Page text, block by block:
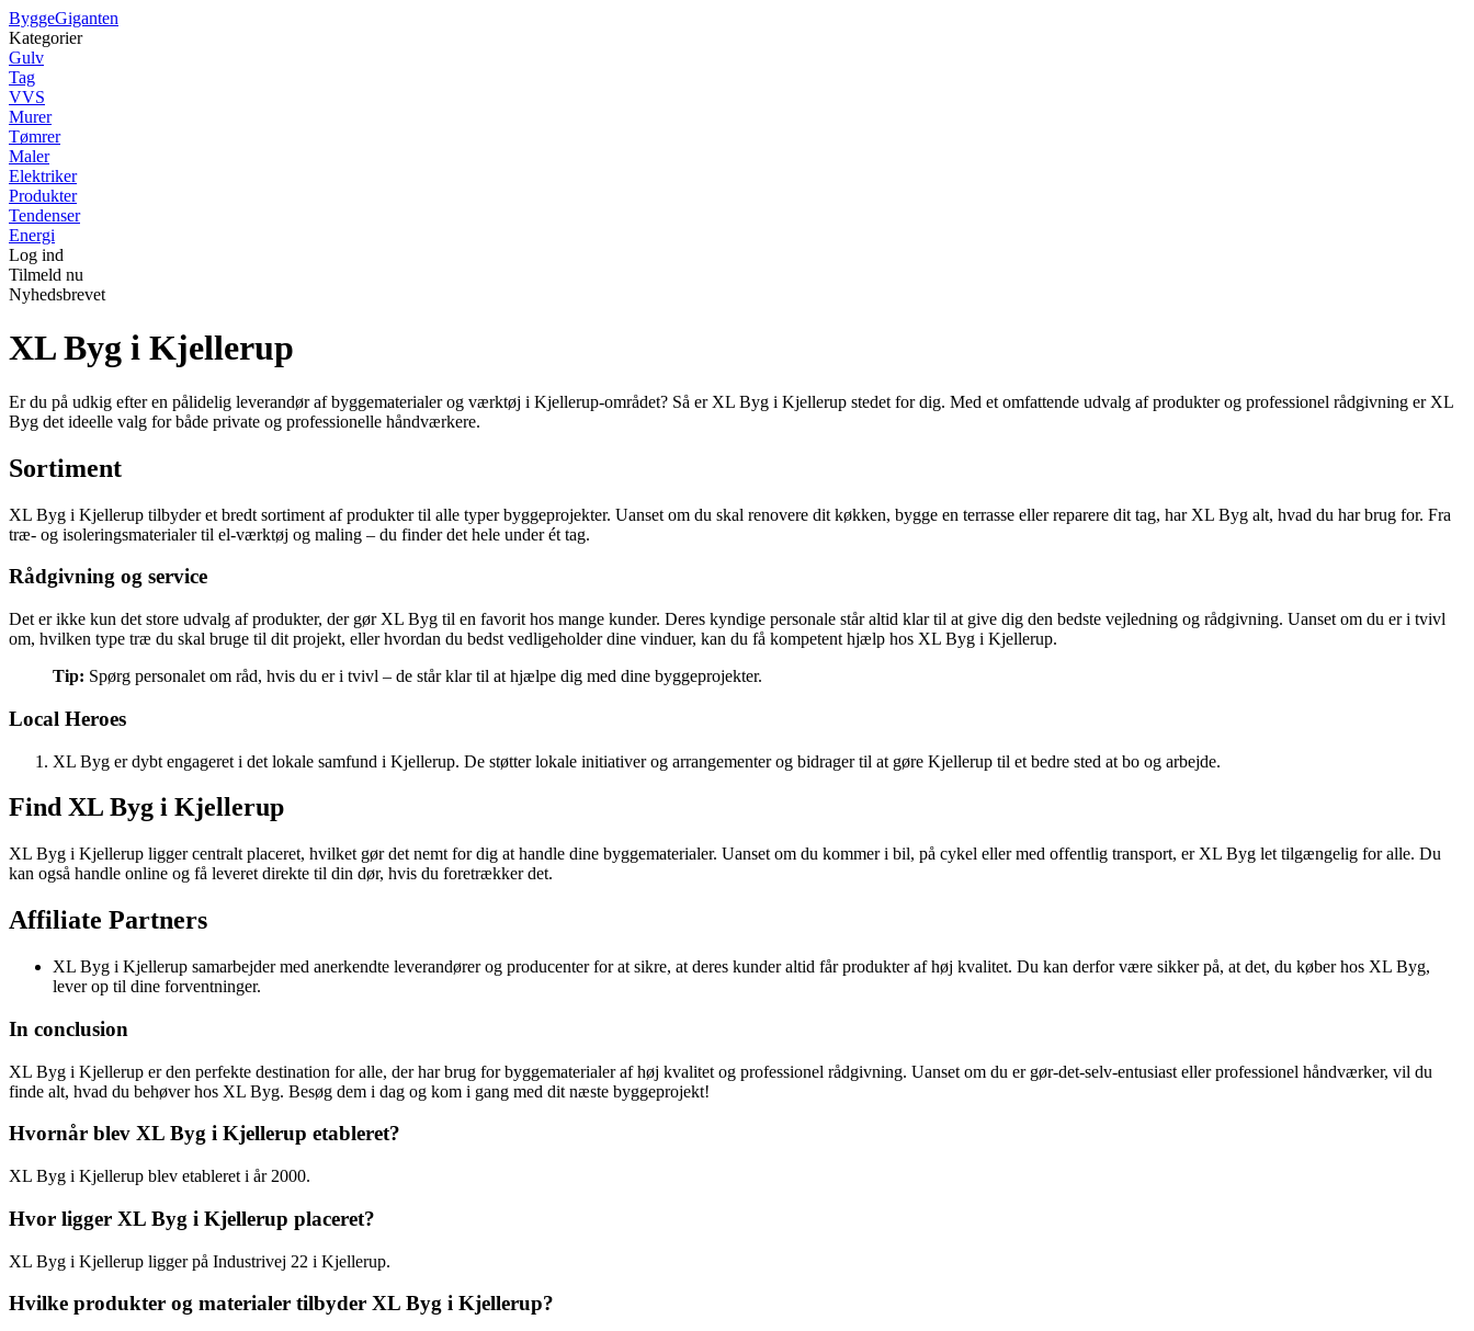
ByggeGiganten
Kategorier
Gulv
Tag
VVS
Murer
Tømrer
Maler
Elektriker
Produkter
Tendenser
Energi
Log ind
Tilmeld nu
Nyhedsbrevet
XL Byg i Kjellerup
Er du på udkig efter en pålidelig leverandør af byggematerialer og værktøj i Kjellerup-området? Så er XL Byg i Kjellerup stedet for dig. Med et omfattende udvalg af produkter og professionel rådgivning er XL
Byg det ideelle valg for både private og professionelle håndværkere.
Sortiment
XL Byg i Kjellerup tilbyder et bredt sortiment af produkter til alle typer byggeprojekter. Uanset om du skal renovere dit køkken, bygge en terrasse eller reparere dit tag, har XL Byg alt, hvad du har brug for. Fra
træ- og isoleringsmaterialer til el-værktøj og maling – du finder det hele under ét tag.
Rådgivning og service
Det er ikke kun det store udvalg af produkter, der gør XL Byg til en favorit hos mange kunder. Deres kyndige personale står altid klar til at give dig den bedste vejledning og rådgivning. Uanset om du er i tvivl
om, hvilken type træ du skal bruge til dit projekt, eller hvordan du bedst vedligeholder dine vinduer, kan du få kompetent hjælp hos XL Byg i Kjellerup.
Tip: Spørg personalet om råd, hvis du er i tvivl – de står klar til at hjælpe dig med dine byggeprojekter.
Local Heroes
XL Byg er dybt engageret i det lokale samfund i Kjellerup. De støtter lokale initiativer og arrangementer og bidrager til at gøre Kjellerup til et bedre sted at bo og arbejde.
Find XL Byg i Kjellerup
XL Byg i Kjellerup ligger centralt placeret, hvilket gør det nemt for dig at handle dine byggematerialer. Uanset om du kommer i bil, på cykel eller med offentlig transport, er XL Byg let tilgængelig for alle. Du
kan også handle online og få leveret direkte til din dør, hvis du foretrækker det.
Affiliate Partners
XL Byg i Kjellerup samarbejder med anerkendte leverandører og producenter for at sikre, at deres kunder altid får produkter af høj kvalitet. Du kan derfor være sikker på, at det, du køber hos XL Byg,
lever op til dine forventninger.
In conclusion
XL Byg i Kjellerup er den perfekte destination for alle, der har brug for byggematerialer af høj kvalitet og professionel rådgivning. Uanset om du er gør-det-selv-entusiast eller professionel håndværker, vil du
finde alt, hvad du behøver hos XL Byg. Besøg dem i dag og kom i gang med dit næste byggeprojekt!
Hvornår blev XL Byg i Kjellerup etableret?
XL Byg i Kjellerup blev etableret i år 2000.
Hvor ligger XL Byg i Kjellerup placeret?
XL Byg i Kjellerup ligger på Industrivej 22 i Kjellerup.
Hvilke produkter og materialer tilbyder XL Byg i Kjellerup?